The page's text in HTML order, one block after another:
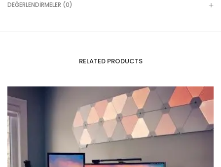
DEĞERLENDIRMELER (0)
RELATED PRODUCTS